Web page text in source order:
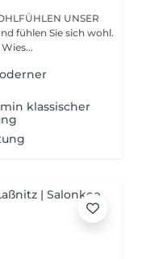
UNSER
klassischer